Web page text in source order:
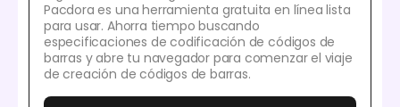
Pacdora es una herramienta gratuita en línea lista
para usar. Ahorra tiempo buscando
especificaciones de codificación de códigos de
barras y abre tu navegador para comenzar el viaje
de creación de códigos de barras.